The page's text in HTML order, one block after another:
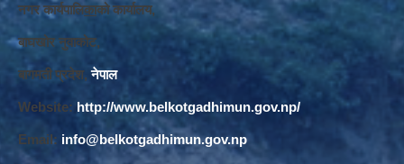
नगर कार्यपालिकाको कार्यालय,
बाघखोर नुवाकोट,
बागमती प्रदेश, नेपाल
Website: http://www.belkotgadhimun.gov.np/
Email: info@belkotgadhimun.gov.np